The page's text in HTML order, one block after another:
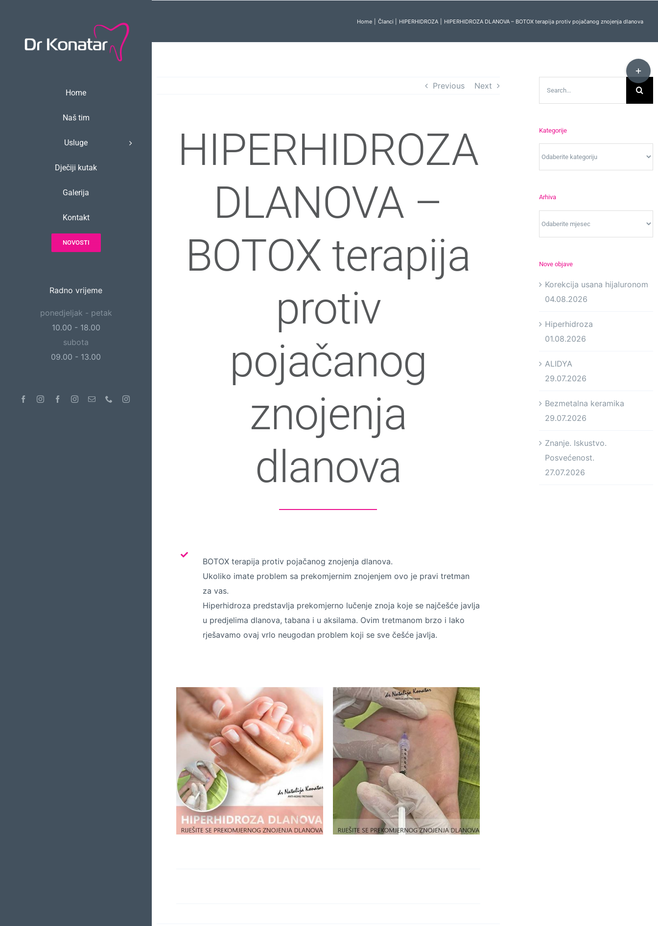
content
Home
Naš tim
Usluge
Dječiji kutak
Galerija
Kontakt
NOVOSTI
Radno vrijeme
ponedjeljak - petak
10.00 - 18.00
subota
09.00 - 13.00
FacebookInstagramFacebookInstagram
Email PhoneInstagram
Home Članci HIPERHIDROZA HIPERHIDROZA DLANOVA – BOTOX terapija protiv pojačanog znojenja dlanova
Previous Next
HIPERHIDROZA
DLANOVA –
BOTOX terapija
protiv
pojačanog
znojenja
dlanova
BOTOX terapija protiv pojačanog znojenja dlanova.
Ukoliko imate problem sa prekomjernim znojenjem ovo je pravi tretman
za vas.
Hiperhidroza predstavlja prekomjerno lučenje znoja koje se najčešće javlja
u predjelima dlanova, tabana i u aksilama. Ovim tretmanom brzo i lako
rješavamo ovaj vrlo neugodan problem koji se sve češće javlja.
Kategorije
Arhiva
Nove objave
Korekcija usana hijaluronom
04.08.2026
Hiperhidroza
01.08.2026
ALIDYA
29.07.2026
Bezmetalna keramika
29.07.2026
Znanje. Iskustvo.
Posvećenost.
27.07.2026
Toggle
Sliding
Bar